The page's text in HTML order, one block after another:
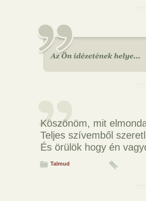
Köszönöm, mit
Teljes szívemből
És örülök hogy én
Talmud